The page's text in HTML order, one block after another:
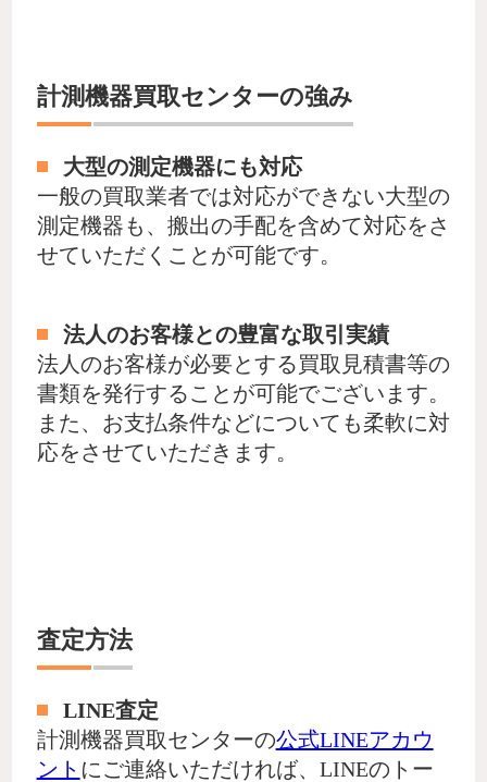
計測機器買取センターの強み
大型の測定機器にも対応
一般の買取業者では対応ができない大型の
測定機器も、搬出の手配を含めて対応をさ
せていただくことが可能です。
法人のお客様との豊富な取引実績
法人のお客様が必要とする買取見積書等の
書類を発行することが可能でございます。
また、お支払条件などについても柔軟に対
応をさせていただきます。
査定方法
LINE査定
計測機器買取センターの公式LINEアカウ
ント にご連絡いただければ、LINEのトー